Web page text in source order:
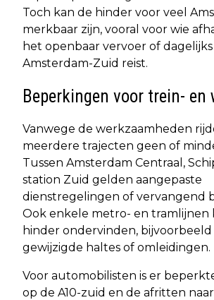
Toch kan de hinder voor veel
merkbaar zijn, vooral voor wie
het openbaar vervoer of
Amsterdam-Zuid reist.
Beperkingen voor trein- en
Vanwege de werkzaamheden
meerdere trajecten geen of
Tussen Amsterdam Centraal,
station Zuid gelden aangepaste
dienstregelingen of vervangend
Ook enkele metro- en tramlijnen
hinder ondervinden,
gewijzigde haltes of omleidingen.
Voor automobilisten is er
op de A10-zuid en de afritten